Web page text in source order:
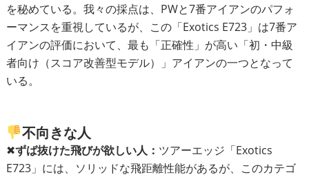
を秘めている。我々の採点は、PWと7番アイアンのパフォ
ーマンスを重視しているが、この「Exotics E723」は7番ア
イアンの評価において、最も「正確性」が高い「初・中級
者向け（スコア改善型モデル）」アイアンの一つとなって
いる。
不向きな人
✖︎ずば抜けた飛びが欲しい人： ツアーエッジ「Exotics
E723」には、ソリッドな飛距離性能があるが、このカテゴ